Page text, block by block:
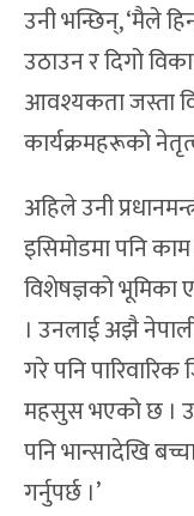
उनी भन्छिन्, ‘मैले
उठाउन र दिगो
आवश्यकता जस्ता
कार्यक्रमहरूको
अहिले उनी
इसिमोडमा पनि
विशेषज्ञको
। उनलाई अझै
गरे पनि
महसुस भएको छ ।
पनि भान्सादेखि
गर्नुपर्छ ।’